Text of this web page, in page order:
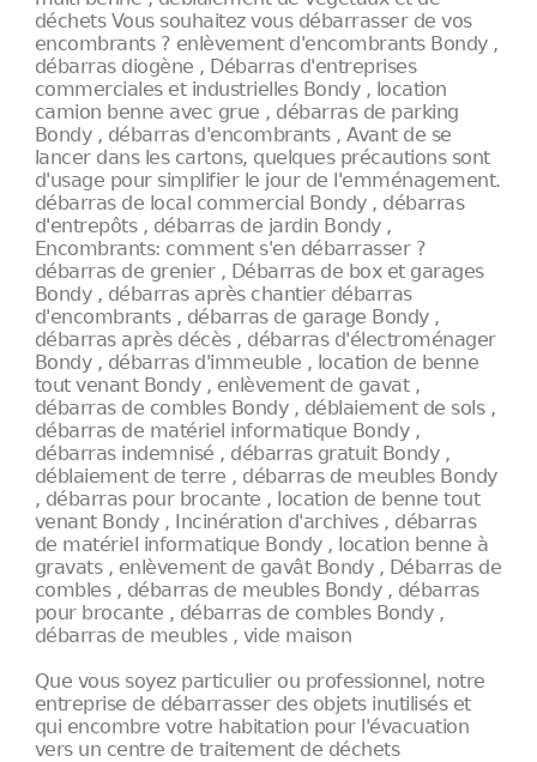
déchets Vous souhaitez vous débarrasser de vos
encombrants ? enlèvement d'encombrants Bondy ,
débarras diogène , Débarras d'entreprises
commerciales et industrielles Bondy , location
camion benne avec grue , débarras de parking
Bondy , débarras d'encombrants , Avant de se
lancer dans les cartons, quelques précautions sont
d'usage pour simplifier le jour de l'emménagement.
débarras de local commercial Bondy , débarras
d'entrepôts , débarras de jardin Bondy ,
Encombrants: comment s'en débarrasser ?
débarras de grenier , Débarras de box et garages
Bondy , débarras après chantier débarras
d'encombrants , débarras de garage Bondy ,
débarras après décès , débarras d'électroménager
Bondy , débarras d'immeuble , location de benne
tout venant Bondy , enlèvement de gavat ,
débarras de combles Bondy , déblaiement de sols ,
débarras de matériel informatique Bondy ,
débarras indemnisé , débarras gratuit Bondy ,
déblaiement de terre , débarras de meubles Bondy
, débarras pour brocante , location de benne tout
venant Bondy , Incinération d'archives , débarras
de matériel informatique Bondy , location benne à
gravats , enlèvement de gavât Bondy , Débarras de
combles , débarras de meubles Bondy , débarras
pour brocante , débarras de combles Bondy ,
débarras de meubles , vide maison
Que vous soyez particulier ou professionnel, notre
entreprise de débarrasser des objets inutilisés et
qui encombre votre habitation pour l'évacuation
vers un centre de traitement de déchets